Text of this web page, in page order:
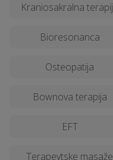
Kraniosakralna
Bioresonanca
Osteopatija
Bownova terapija
EFT
Terapevtske masaže